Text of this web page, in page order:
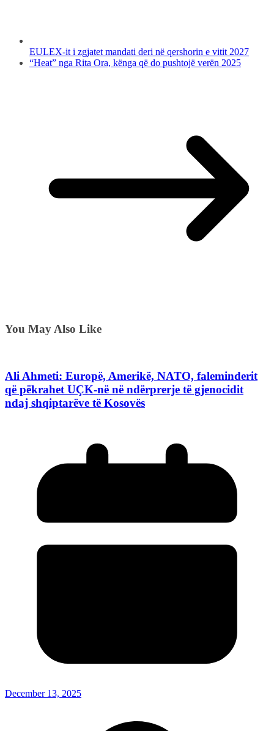
EULEX-it i zgjatet mandati deri në qershorin e vitit 2027
“Heat” nga Rita Ora, kënga që do pushtojë verën 2025
You May Also Like
Ali Ahmeti: Europë, Amerikë, NATO, faleminderit
që pëkrahet UÇK-në në ndërprerje të gjenocidit
ndaj shqiptarëve të Kosovës
December 13, 2025